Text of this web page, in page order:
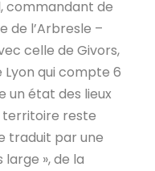
commandant de
de l’Arbresle –
celle de Givors,
qui compte 6
un état des lieux
territoire reste
traduit par une
», de la